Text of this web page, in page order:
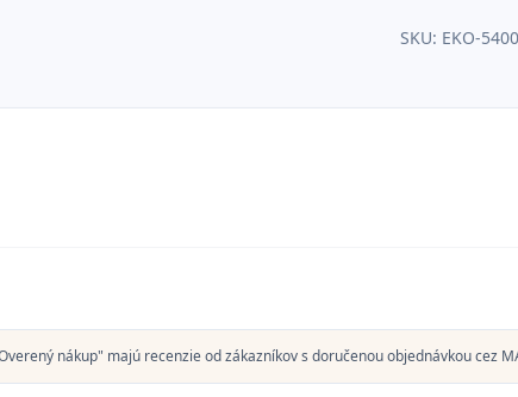
SKU: EKO-
nákup" majú recenzie od zákazníkov s doručenou objednávkou cez